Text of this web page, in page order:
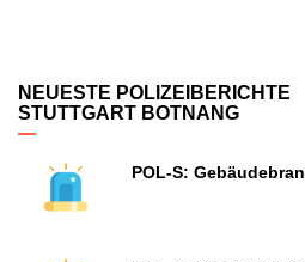
NEUESTE POLIZEIBERICHTE
STUTTGART BOTNANG
POL-S: